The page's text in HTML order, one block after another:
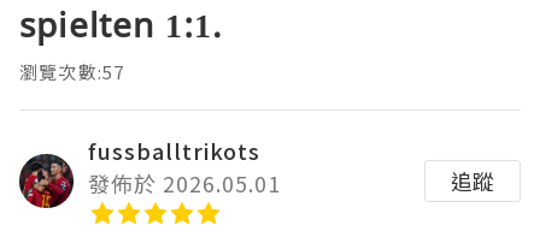
spielten 1:1.
瀏覽次數:57
fussballtrikots
發佈於 2026.05.01
追蹤